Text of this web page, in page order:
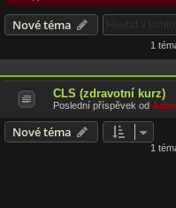
Nové téma
1
CLS (zdravotní kurz)
Poslední příspěvek od
Nové téma
1